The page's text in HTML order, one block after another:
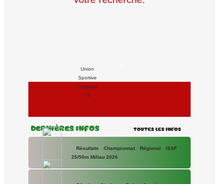
Union
Sportive
Carmaux
Tir
Dernières Infos Toutes les Infos
Résultats Championnat Régional ISSF
25/50m Millau 2026